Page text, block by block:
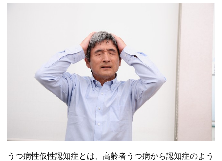
うつ病性仮性認知症とは、高齢者うつ病から認知症のよう